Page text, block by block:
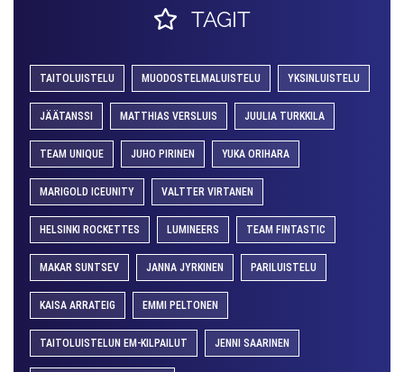
TAGIT
TAITOLUISTELU MUODOSTELMALUISTELU YKSINLUISTELU
JÄÄTANSSI MATTHIAS VERSLUIS JUULIA TURKKILA
TEAM UNIQUE JUHO PIRINEN YUKA ORIHARA
MARIGOLD ICEUNITY VALTTER VIRTANEN
HELSINKI ROCKETTES LUMINEERS TEAM FINTASTIC
MAKAR SUNTSEV JANNA JYRKINEN PARILUISTELU
KAISA ARRATEIG EMMI PELTONEN
TAITOLUISTELUN EM-KILPAILUT JENNI SAARINEN